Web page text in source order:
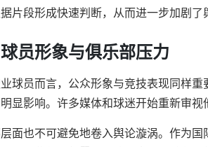
片段形成快速判断，从而进一步加剧了
员形象与俱乐部压力
球员而言，公众形象与竞技表现同样
显影响。许多媒体和球迷开始重新审
面也不可避免地卷入舆论漩涡。作为